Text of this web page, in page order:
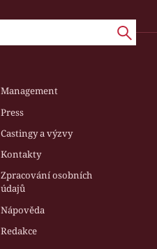
Management
Press
Castingy a výzvy
Kontakty
Zpracování osobních
údajů
Nápověda
Redakce